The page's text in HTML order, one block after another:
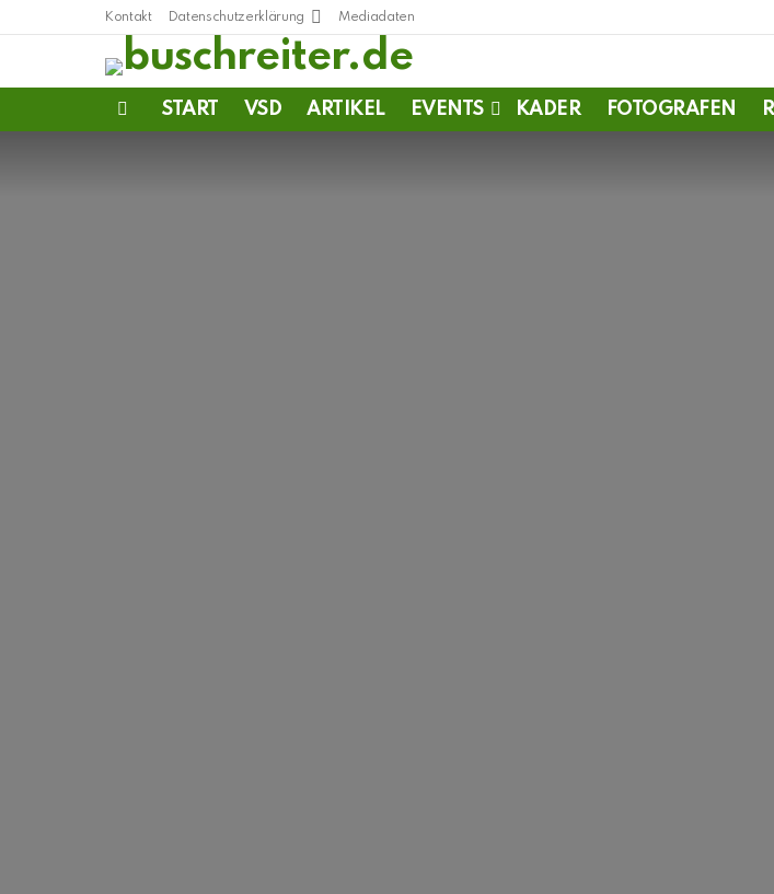
Kontakt Datenschutzerklärung Mediadaten
START VSD ARTIKEL EVENTS KADER FOTOGRAFEN